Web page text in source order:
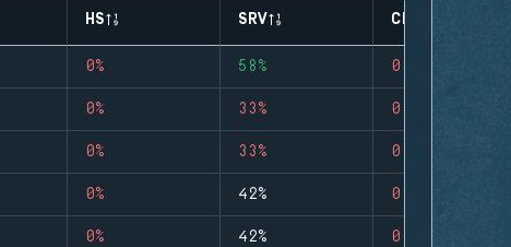
HS SRV CLUTCHES
0% 58% 0
0% 33% 0
0% 33% 0
0% 42% 0
0% 42% 0